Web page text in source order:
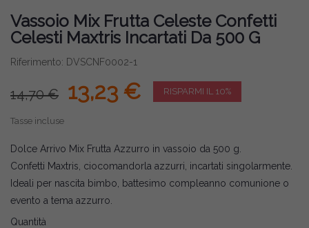
Vassoio Mix Frutta Celeste Confetti
Celesti Maxtris Incartati Da 500 G
Riferimento: DVSCNF0002-1
14,70 € 13,23 € RISPARMI IL 10%
Tasse incluse
Dolce Arrivo Mix Frutta Azzurro in vassoio da 500 g.
Confetti Maxtris, ciocomandorla azzurri, incartati singolarmente.
Ideali per nascita bimbo, battesimo compleanno comunione o
evento a tema azzurro.
Quantità